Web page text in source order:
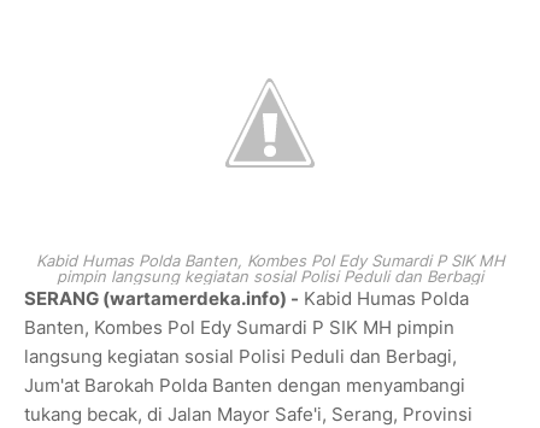
Kabid Humas Polda Banten, Kombes Pol Edy Sumardi P SIK MH
pimpin langsung kegiatan sosial Polisi Peduli dan Berbagi
SERANG (wartamerdeka.info) - Kabid Humas Polda
Banten, Kombes Pol Edy Sumardi P SIK MH pimpin
langsung kegiatan sosial Polisi Peduli dan Berbagi,
Jum'at Barokah Polda Banten dengan menyambangi
tukang becak, di Jalan Mayor Safe'i, Serang, Provinsi